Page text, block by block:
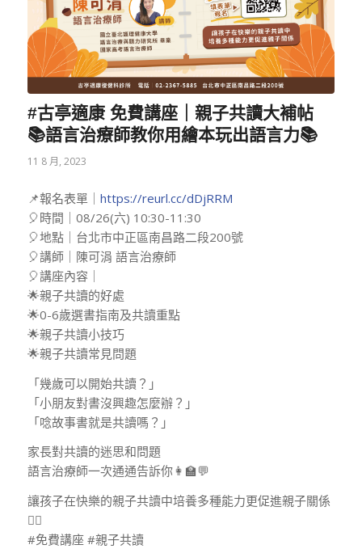
#古亭適康 免費講座｜親子共讀大補帖
📚語言治療師教你用繪本玩出語言力📚
11 8 月, 2023
📌報名表單｜ https://reurl.cc/dDjRRM
🎈時間｜08/26(六) 10:30-11:30
🎈地點｜台北市中正區南昌路二段200號
🎈講師｜陳可涓 語言治療師
🎈講座內容｜
🌟親子共讀的好處
🌟0-6歲選書指南及共讀重點
🌟親子共讀小技巧
🌟親子共讀常見問題
「幾歲可以開始共讀？」
「小朋友對書沒興趣怎麼辦？」
「唸故事書就是共讀嗎？」
家長對共讀的迷思和問題
語言治療師一次通通告訴你👩‍🏫💬
讓孩子在快樂的親子共讀中培養多種能力更促進親子關係
🙋‍♀️
#免費講座 #親子共讀